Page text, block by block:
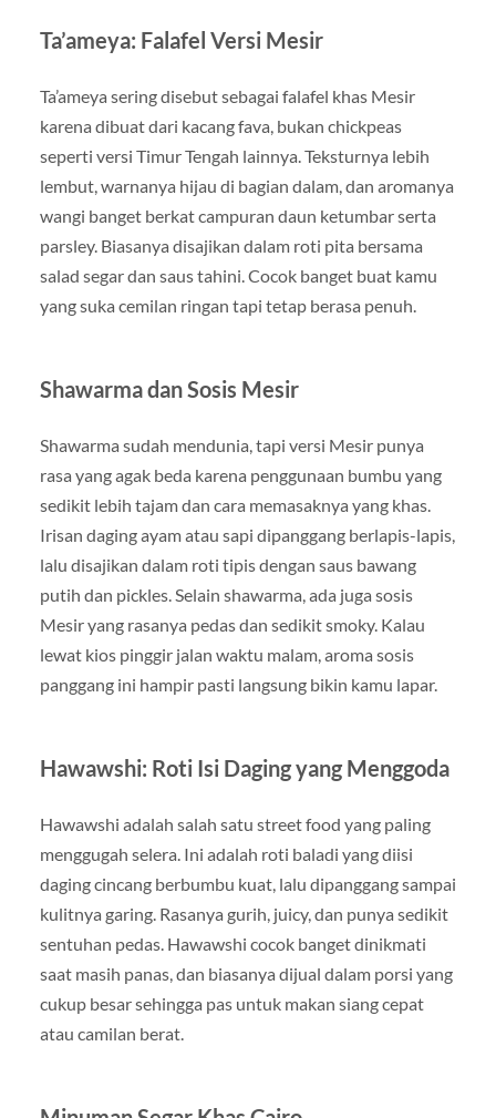
Ta’ameya: Falafel Versi Mesir
Ta’ameya sering disebut sebagai falafel khas Mesir
karena dibuat dari kacang fava, bukan chickpeas
seperti versi Timur Tengah lainnya. Teksturnya lebih
lembut, warnanya hijau di bagian dalam, dan aromanya
wangi banget berkat campuran daun ketumbar serta
parsley. Biasanya disajikan dalam roti pita bersama
salad segar dan saus tahini. Cocok banget buat kamu
yang suka cemilan ringan tapi tetap berasa penuh.
Shawarma dan Sosis Mesir
Shawarma sudah mendunia, tapi versi Mesir punya
rasa yang agak beda karena penggunaan bumbu yang
sedikit lebih tajam dan cara memasaknya yang khas.
Irisan daging ayam atau sapi dipanggang berlapis-lapis,
lalu disajikan dalam roti tipis dengan saus bawang
putih dan pickles. Selain shawarma, ada juga sosis
Mesir yang rasanya pedas dan sedikit smoky. Kalau
lewat kios pinggir jalan waktu malam, aroma sosis
panggang ini hampir pasti langsung bikin kamu lapar.
Hawawshi: Roti Isi Daging yang Menggoda
Hawawshi adalah salah satu street food yang paling
menggugah selera. Ini adalah roti baladi yang diisi
daging cincang berbumbu kuat, lalu dipanggang sampai
kulitnya garing. Rasanya gurih, juicy, dan punya sedikit
sentuhan pedas. Hawawshi cocok banget dinikmati
saat masih panas, dan biasanya dijual dalam porsi yang
cukup besar sehingga pas untuk makan siang cepat
atau camilan berat.